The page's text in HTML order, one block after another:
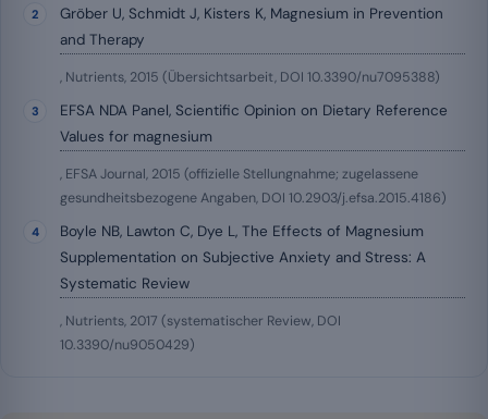
Gröber U, Schmidt J, Kisters K, Magnesium in Prevention
and Therapy
, Nutrients, 2015 (Übersichtsarbeit, DOI 10.3390/nu7095388)
EFSA NDA Panel, Scientific Opinion on Dietary Reference
Values for magnesium
, EFSA Journal, 2015 (offizielle Stellungnahme; zugelassene
gesundheitsbezogene Angaben, DOI 10.2903/j.efsa.2015.4186)
Boyle NB, Lawton C, Dye L, The Effects of Magnesium
Supplementation on Subjective Anxiety and Stress: A
Systematic Review
, Nutrients, 2017 (systematischer Review, DOI
10.3390/nu9050429)